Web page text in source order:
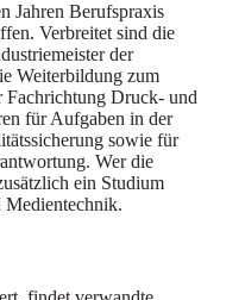
Jahren Berufspraxis
Verbreitet sind die
der
Weiterbildung zum
Fachrichtung Druck- und
für Aufgaben in der
sowie für
Wer die
ein Studium
Medientechnik.